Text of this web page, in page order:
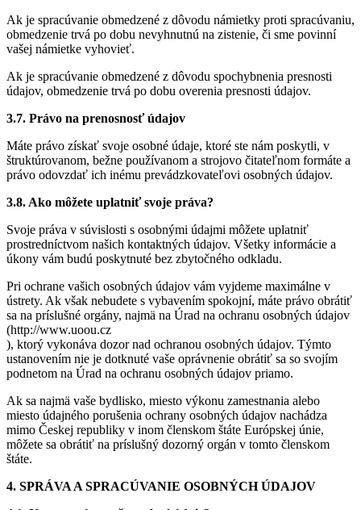
Ak je spracúvanie obmedzené z dôvodu námietky proti spracúvaniu,
obmedzenie trvá po dobu nevyhnutnú na zistenie, či sme povinní
vašej námietke vyhovieť.
Ak je spracúvanie obmedzené z dôvodu spochybnenia presnosti
údajov, obmedzenie trvá po dobu overenia presnosti údajov.
3.7. Právo na prenosnosť údajov
Máte právo získať svoje osobné údaje, ktoré ste nám poskytli, v
štruktúrovanom, bežne používanom a strojovo čitateľnom formáte a
právo odovzdať ich inému prevádzkovateľovi osobných údajov.
3.8. Ako môžete uplatniť svoje práva?
Svoje práva v súvislosti s osobnými údajmi môžete uplatniť
prostredníctvom našich kontaktných údajov. Všetky informácie a
úkony vám budú poskytnuté bez zbytočného odkladu.
Pri ochrane vašich osobných údajov vám vyjdeme maximálne v
ústrety. Ak však nebudete s vybavením spokojní, máte právo obrátiť
sa na príslušné orgány, najmä na Úrad na ochranu osobných údajov
(http://www.uoou.cz
), ktorý vykonáva dozor nad ochranou osobných údajov. Týmto
ustanovením nie je dotknuté vaše oprávnenie obrátiť sa so svojím
podnetom na Úrad na ochranu osobných údajov priamo.
Ak sa najmä vaše bydlisko, miesto výkonu zamestnania alebo
miesto údajného porušenia ochrany osobných údajov nachádza
mimo Českej republiky v inom členskom štáte Európskej únie,
môžete sa obrátiť na príslušný dozorný orgán v tomto členskom
štáte.
4. SPRÁVA A SPRACÚVANIE OSOBNÝCH ÚDAJOV